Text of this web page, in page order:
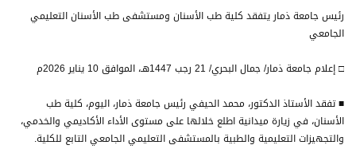
رئيس جامعة ذمار يتفقد كلية طب الأسنان ومستشفى طب الأسنان التعليمي
الجامعي
□ إعلام جامعة ذمار/ جمال البحري/ 21 رجب 1447هـ، الموافق 10 يناير 2026م
■ تفقد الأستاذ الدكتور، محمد الحيفي رئيس جامعة ذمار، اليوم، كلية طب
الأسنان، في زيارة ميدانية اطلع خلالها على مستوى الأداء الأكاديمي والخدمي،
والتجهيزات التعليمية والطبية بالمستشفى التعليمي الجامعي التابع للكلية.